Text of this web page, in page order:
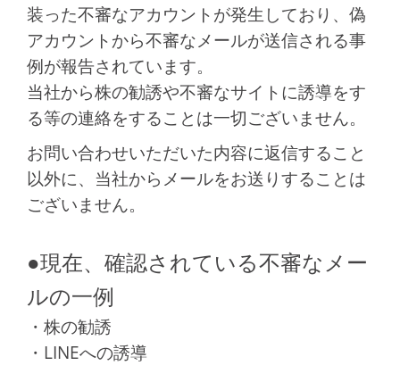
装った不審なアカウントが発生しており、偽
アカウントから不審なメールが送信される事
例が報告されています。
当社から株の勧誘や不審なサイトに誘導をす
る等の連絡をすることは一切ございません。
お問い合わせいただいた内容に返信すること
以外に、当社からメールをお送りすることは
ございません。
●現在、確認されている不審なメー
ルの一例
・株の勧誘
・LINEへの誘導